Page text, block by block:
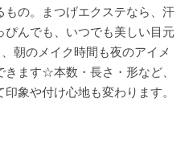
の。まつげエクステなら、汗
んでも、いつでも美しい目元
朝のメイク時間も夜のアイメ
ます☆本数・長さ・形など、
象や付け心地も変わります。